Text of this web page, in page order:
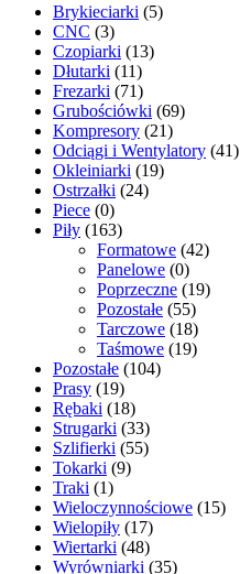
Brykieciarki (5)
CNC (3)
Czopiarki (13)
Dłutarki (11)
Frezarki (71)
Grubościówki (69)
Kompresory (21)
Odciągi i Wentylatory (41)
Okleiniarki (19)
Ostrzałki (24)
Piece (0)
Piły (163)
Formatowe (42)
Panelowe (0)
Poprzeczne (19)
Pozostałe (55)
Tarczowe (18)
Taśmowe (19)
Pozostałe (104)
Prasy (19)
Rębaki (18)
Strugarki (33)
Szlifierki (55)
Tokarki (9)
Traki (1)
Wieloczynnościowe (15)
Wielopiły (17)
Wiertarki (48)
Wyrówniarki (35)